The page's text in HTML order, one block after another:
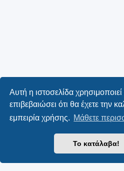
Αυτή η ιστοσελίδα
επιβεβαιώσει ότι θα έχετε την
εμπειρία χρήσης. Μάθετε
Το κατάλαβα!